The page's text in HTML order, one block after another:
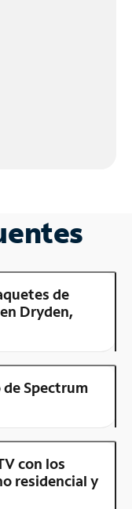
de
Dryden,
Spectrum
con los
residencial y